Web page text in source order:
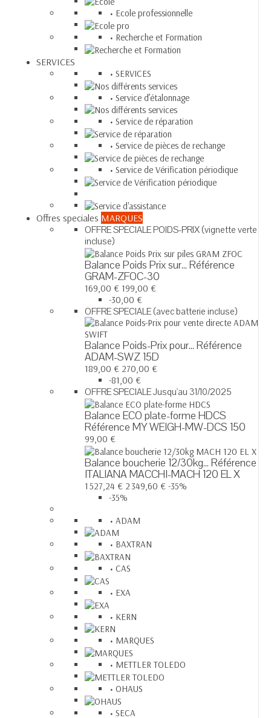
Ecole professionnelle
Recherche et Formation
SERVICES
SERVICES
Service d’étalonnage
Service de réparation
Service de pièces de rechange
Service de Vérification périodique
Offres speciales MARQUES
OFFRE SPECIALE POIDS-PRIX (vignette verte
incluse)
Balance Poids Prix sur... Référence
GRAM-ZFOC-30
169,00 € 199,00 €
-30,00 €
OFFRE SPECIALE (avec batterie incluse)
Balance Poids-Prix pour... Référence
ADAM-SWZ 15D
189,00 € 270,00 €
-81,00 €
OFFRE SPECIALE Jusqu'au 31/10/2025
Balance ECO plate-forme HDCS
Référence MY WEIGH-MW-DCS 150
99,00 €
Balance boucherie 12/30kg... Référence
ITALIANA MACCHI-MACH 120 EL X
1 527,24 € 2 349,60 € -35%
-35%
ADAM
BAXTRAN
CAS
EXA
KERN
MARQUES
METTLER TOLEDO
OHAUS
SECA